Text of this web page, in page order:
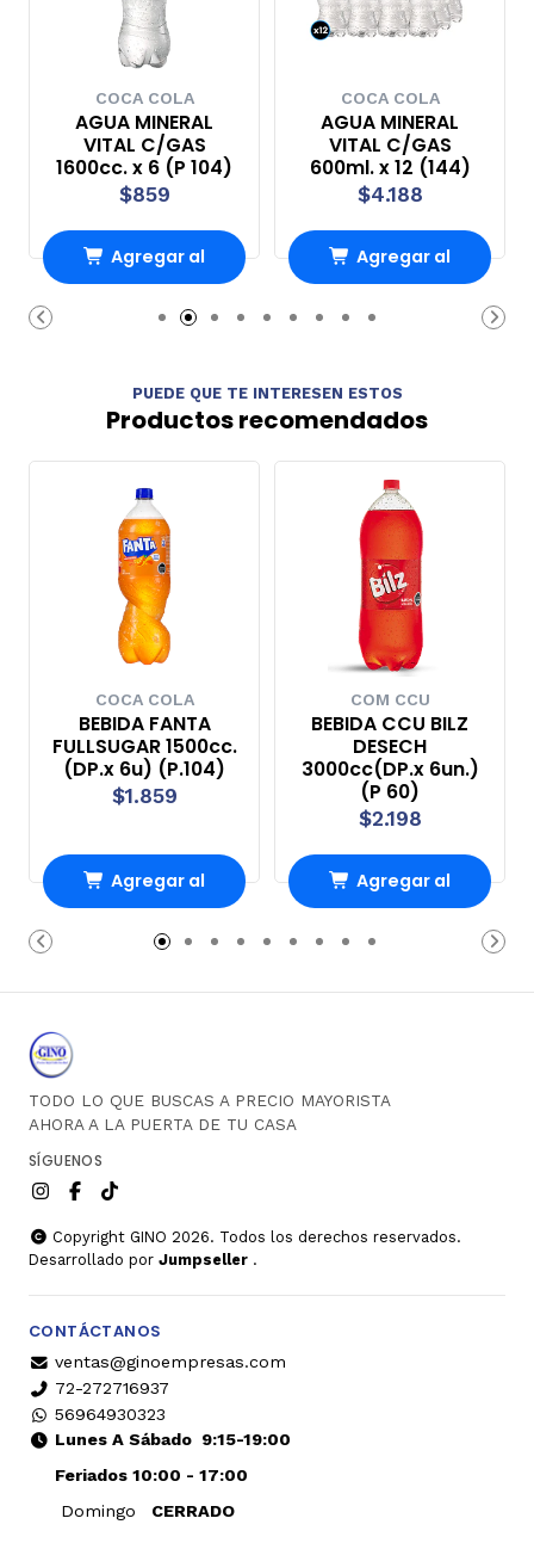
COCA COLA
AGUA MINERAL
VITAL C/GAS
1600cc. x 6 (P 104)
$859
Agregar al
carrito
COCA COLA
AGUA MINERAL
VITAL C/GAS
600ml. x 12 (144)
$4.188
Agregar al
carrito
PUEDE QUE TE INTERESEN ESTOS
Productos recomendados
COCA COLA
BEBIDA FANTA
FULLSUGAR 1500cc.
(DP.x 6u) (P.104)
$1.859
Agregar al
carrito
COM CCU
BEBIDA CCU BILZ
DESECH
3000cc(DP.x 6un.)
(P 60)
$2.198
Agregar al
carrito
TODO LO QUE BUSCAS A PRECIO MAYORISTA
AHORA A LA PUERTA DE TU CASA
SÍGUENOS
Copyright GINO 2026. Todos los derechos reservados.
Desarrollado por Jumpseller .
CONTÁCTANOS
ventas@ginoempresas.com
72-272716937
56964930323
Lunes A Sábado9:15-19:00
Feriados 10:00 - 17:00
Domingo
CERRADO